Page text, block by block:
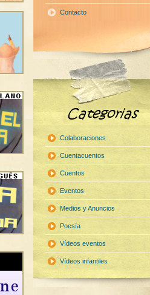
Contacto
Colaboraciones
Cuentacuentos
Cuentos
Eventos
Medios y Anuncios
Poesía
Vídeos eventos
Vídeos infantiles